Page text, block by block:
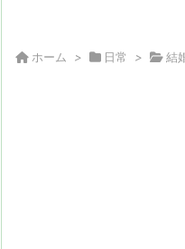
ホーム > 日常 > 結